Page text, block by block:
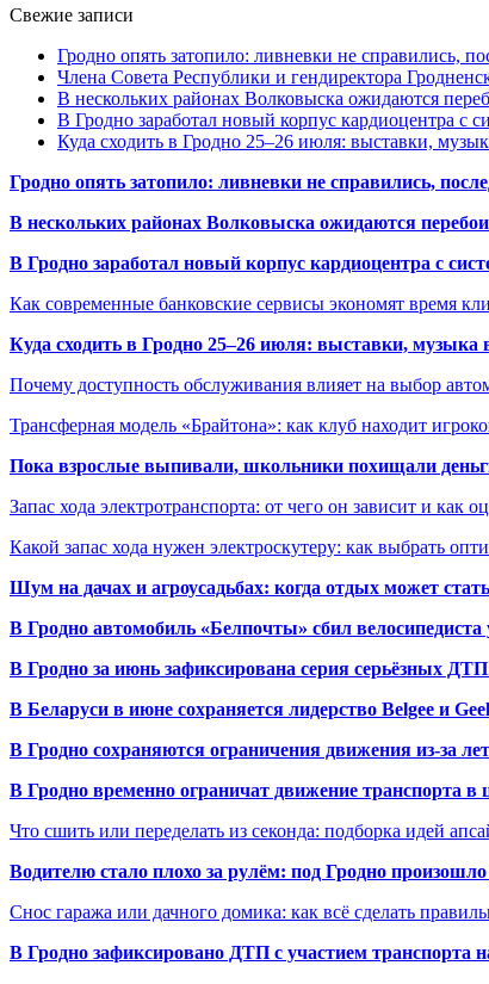
Свежие записи
Гродно опять затопило: ливневки не справились,
Члена Совета Республики и гендиректора
В нескольких районах Волковыска ожидаются
В Гродно заработал новый корпус кардиоцентра с
Куда сходить в Гродно 25–26 июля: выставки,
Гродно опять затопило: ливневки не справились,
В нескольких районах Волковыска ожидаются
В Гродно заработал новый корпус кардиоцентра с
Как современные банковские сервисы экономят время
Куда сходить в Гродно 25–26 июля: выставки, музыка
Почему доступность обслуживания влияет на выбор
Трансферная модель «Брайтона»: как клуб находит
Пока взрослые выпивали, школьники похищали
Запас хода электротранспорта: от чего он зависит и как
Какой запас хода нужен электроскутеру: как выбрать
Шум на дачах и агроусадьбах: когда отдых может
В Гродно автомобиль «Белпочты» сбил велосипедиста
В Гродно за июнь зафиксирована серия серьёзных
В Беларуси в июне сохраняется лидерство Belgee и
В Гродно сохраняются ограничения движения из-за
В Гродно временно ограничат движение транспорта в
Что сшить или переделать из секонда: подборка идей
Водителю стало плохо за рулём: под Гродно
Снос гаража или дачного домика: как всё сделать
В Гродно зафиксировано ДТП с участием транспорта